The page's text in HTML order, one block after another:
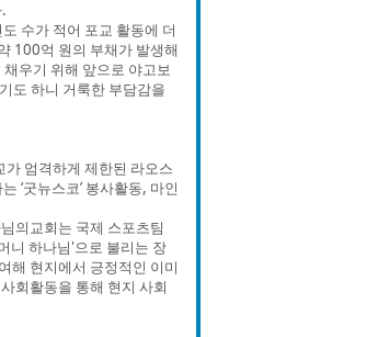
수가 적어 포교 활동에 더
100억 원의 부채가 발생해
우기 위해 앞으로 야고보
도 하니 거룩한 부담감을
엄격하게 제한된 라오스
‘굿뉴스코’ 봉사활동, 마인
의교회는 국제 스포츠팀
니 하나님'으로 불리는 장
해 현지에서 긍정적인 이미
회활동을 통해 현지 사회